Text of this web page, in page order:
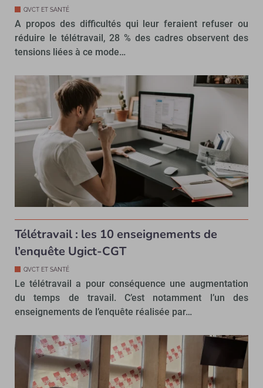
QVCT ET SANTÉ
A propos des difficultés qui leur feraient refuser ou
réduire le télétravail, 28 % des cadres observent des
tensions liées à ce mode…
Télétravail : les 10 enseignements de
l’enquête Ugict-CGT
QVCT ET SANTÉ
Le télétravail a pour conséquence une augmentation
du temps de travail. C’est notamment l’un des
enseignements de l’enquête réalisée par…